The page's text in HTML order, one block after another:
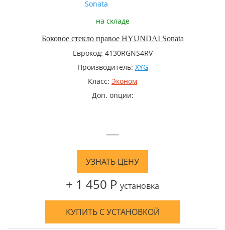
на складе
Боковое стекло правое HYUNDAI Sonata
Еврокод: 4130RGNS4RV
Производитель: XYG
Класс: Эконом
Доп. опции:
—
УЗНАТЬ ЦЕНУ
+ 1 450 Р установка
КУПИТЬ С УСТАНОВКОЙ